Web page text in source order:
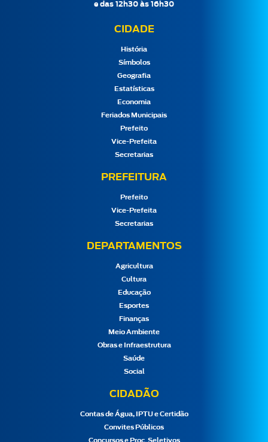
e das 12h30 às 16h30
CIDADE
História
Símbolos
Geografia
Estatísticas
Economia
Feriados Municipais
Prefeito
Vice-Prefeita
Secretarias
PREFEITURA
Prefeito
Vice-Prefeita
Secretarias
DEPARTAMENTOS
Agricultura
Cultura
Educação
Esportes
Finanças
Meio Ambiente
Obras e Infraestrutura
Saúde
Social
CIDADÃO
Contas de Água, IPTU e Certidão
Convites Públicos
Concursos e Proc. Seletivos